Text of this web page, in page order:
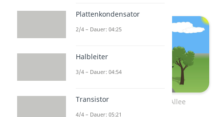
Spritztour durch eine Allee
Plattenkondensator
2/4 – Dauer: 04:25
Halbleiter
3/4 – Dauer: 04:54
Transistor
4/4 – Dauer: 05:21